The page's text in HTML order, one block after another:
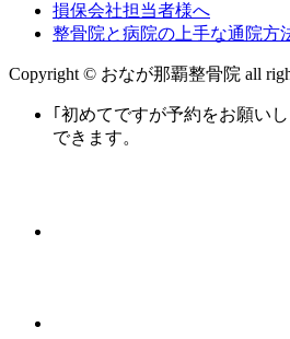
損保会社担当者様へ
整骨院と病院の上手な通院方
Copyright © おなが那覇整骨院 all
｢初めてですが予約をお願い
できます。